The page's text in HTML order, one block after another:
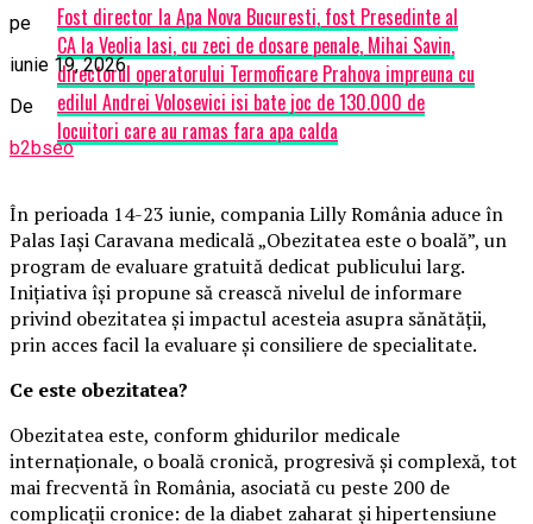
Fost director la Apa Nova Bucuresti, fost Presedinte al
CA la Veolia Iasi, cu zeci de dosare penale, Mihai Savin,
directorul operatorului Termoficare Prahova impreuna cu
edilul Andrei Volosevici isi bate joc de 130.000 de
locuitori care au ramas fara apa calda
pe
iunie 19, 2026
De
b2bseo
În perioada 14-23 iunie, compania Lilly România aduce în
Palas Iași Caravana medicală „Obezitatea este o boală”, un
program de evaluare gratuită dedicat publicului larg.
Inițiativa își propune să crească nivelul de informare
privind obezitatea și impactul acesteia asupra sănătății,
prin acces facil la evaluare și consiliere de specialitate.
Ce este obezitatea?
Obezitatea este, conform ghidurilor medicale
internaționale, o boală cronică, progresivă și complexă, tot
mai frecventă în România, asociată cu peste 200 de
complicații cronice: de la diabet zaharat și hipertensiune